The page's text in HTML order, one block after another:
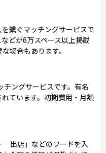
繋ぐマッチングサービスで
どが6万スペース以上掲載
場合もあります。
チングサービスです。有名
ています。初期費用・月額
出店」などのワードを入